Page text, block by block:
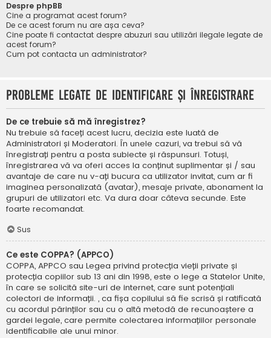
Despre phpBB
Cine a programat acest forum?
De ce acest forum nu are așa ceva?
Cine poate fi contactat despre abuzuri sau utilizări ilegale legate de
acest forum?
Cum pot contacta un administrator?
Probleme legate de identificare și înregistrare
De ce trebuie să mă înregistrez?
Nu trebuie să faceți acest lucru, decizia este luată de
Administratori și Moderatori. În unele cazuri, va trebui să vă
înregistrați pentru a posta subiecte și răspunsuri. Totuși,
înregistrarea vă va oferi acces la conținut suplimentar și / sau
avantaje de care nu v-ați bucura ca utilizator invitat, cum ar fi
imaginea personalizată (avatar), mesaje private, abonament la
grupuri de utilizatori etc. Va dura doar câteva secunde. Este
foarte recomandat.
Sus
Ce este COPPA? (APPCO)
COPPA, APPCO sau Legea privind protecția vieții private și
protecția copiilor sub 13 ani din 1998, este o lege a Statelor Unite,
în care se solicită site-uri de internet, care sunt potențiali
colectori de informații. , ca fișa copilului să fie scrisă și ratificată
cu acordul părinților sau cu o altă metodă de recunoaștere a
gardei legale, care permite colectarea informațiilor personale
identificabile ale unui minor.